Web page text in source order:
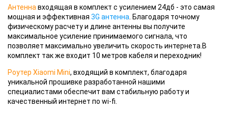
Антенна входящая в комплект с усилением 24дб - это самая
мощная и эффективная 3G антенна . Благодаря точному
физическому расчету и длине антенны вы получите
максимальное усиление принимаемого сигнала, что
позволяет максимально увеличить скорость интернета.В
комплект так же входит 10 метров кабеля и переходник!
Роутер Xiaomi Mini, входящий в комплект, благодаря
уникальной прошивке разработанной нашими
специалистами обеспечит вам стабильную работу и
качественный интернет по wi-fi.